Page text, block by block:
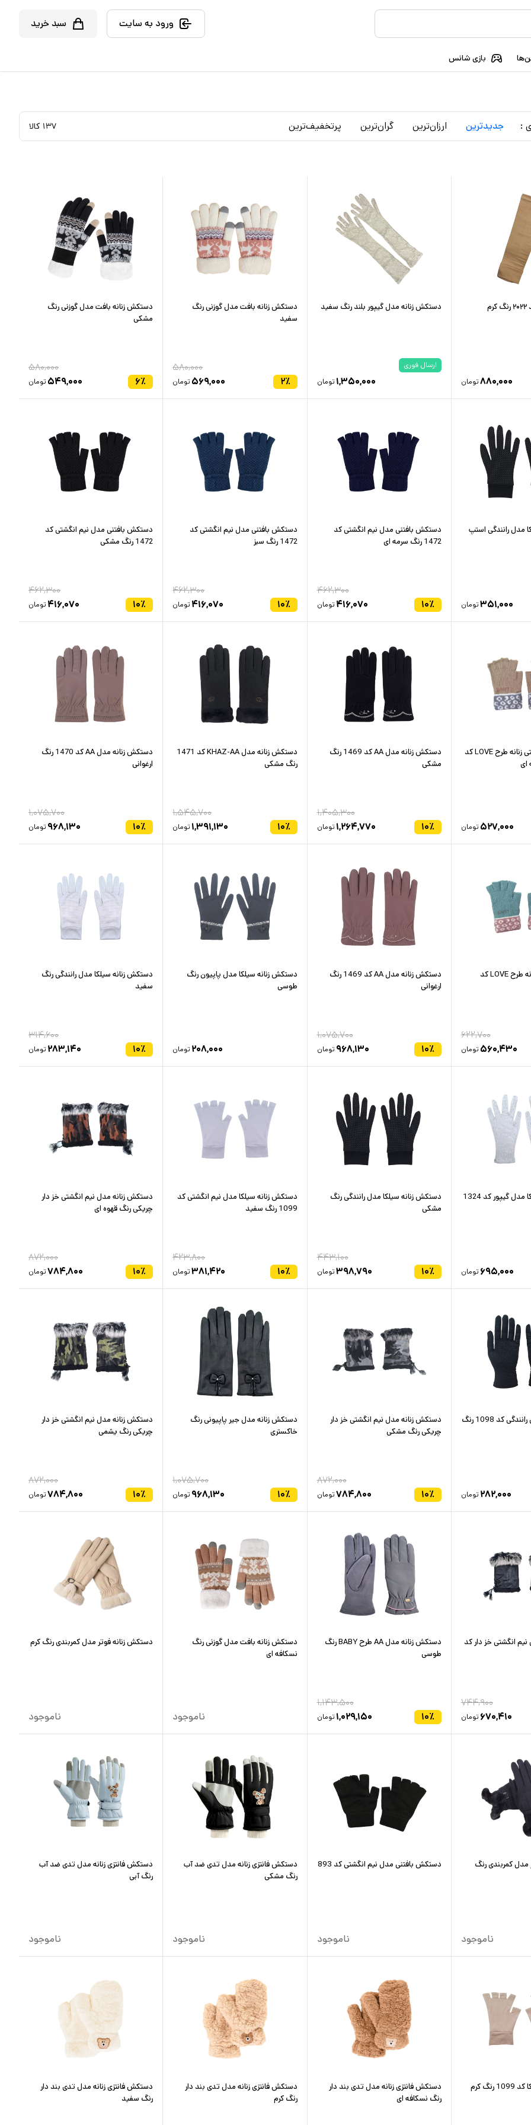
ورود به سایت سبد خرید
بازی شانس
: جدید‌ترین ارزان‌ترین گران‌ترین پرتخفیف‌ترین ۱۳۷ کالا
۸۸۰,۰۰۰تومان
دستکش زنانه مدل گیپور بلند رنگ سفید
ارسال فوری
۱,۳۵۰,۰۰۰ تومان
دستکش زنانه بافت مدل گوزنی رنگ
سفید
۲٪
۵۸۰,۰۰۰
۵۶۹,۰۰۰ تومان
دستکش زنانه بافت مدل گوزنی رنگ
مشکی
۶٪
۵۸۰,۰۰۰
۵۴۹,۰۰۰ تومان
مدل رانندگی استپ
۳۵۱,۰۰۰تومان
دستکش بافتنی مدل نیم انگشتی کد
1472 رنگ سرمه ای
۱۰٪
۴۶۲,۳۰۰
۴۱۶,۰۷۰ تومان
دستکش بافتنی مدل نیم انگشتی کد
1472 رنگ سبز
۱۰٪
۴۶۲,۳۰۰
۴۱۶,۰۷۰ تومان
دستکش بافتنی مدل نیم انگشتی کد
1472 رنگ مشکی
۱۰٪
۴۶۲,۳۰۰
۴۱۶,۰۷۰ تومان
دستکش نیم انگشتی زنانه طرح LOVE کد
۵۲۷,۰۰۰ تومان
دستکش زنانه مدل AA کد 1469 رنگ
مشکی
۱۰٪
۱,۴۰۵,۳۰۰
۱,۲۶۴,۷۷۰ تومان
دستکش زنانه مدل KHAZ-AA کد 1471
رنگ مشکی
۱۰٪
۱,۵۴۵,۷۰۰
۱,۳۹۱,۱۳۰ تومان
دستکش زنانه مدل AA کد 1470 رنگ
ارغوانی
۱۰٪
۱,۰۷۵,۷۰۰
۹۶۸,۱۳۰ تومان
دستکش بافتنی زنانه طرح LOVE کد
۶۲۲,۷۰۰
۵۶۰,۴۳۰ تومان
دستکش زنانه مدل AA کد 1469 رنگ
ارغوانی
۱۰٪
۱,۰۷۵,۷۰۰
۹۶۸,۱۳۰ تومان
دستکش زنانه سیلکا مدل پاپیون رنگ
طوسی
۲۰۸,۰۰۰ تومان
دستکش زنانه سیلکا مدل رانندگی رنگ
سفید
۱۰٪
۳۱۴,۶۰۰
۲۸۳,۱۴۰ تومان
دستکش زنانه سیلکا مدل گیپور کد 1324
۶۹۵,۰۰۰ تومان
دستکش زنانه سیلکا مدل رانندگی رنگ
مشکی
۱۰٪
۴۴۳,۱۰۰
۳۹۸,۷۹۰تومان
دستکش زنانه سیلکا مدل نیم انگشتی کد
1099 رنگ سفید
۱۰٪
۴۲۳,۸۰۰
۳۸۱,۴۲۰تومان
دستکش زنانه مدل نیم انگشتی خز دار
چریکی رنگ قهوه ای
۱۰٪
۸۷۲,۰۰۰
۷۸۴,۸۰۰تومان
دستکش زنانه مدل رانندگی کد 1098 رنگ
۲۸۲,۰۰۰ تومان
دستکش زنانه مدل نیم انگشتی خز دار
چریکی رنگ مشکی
۱۰٪
۸۷۲,۰۰۰
۷۸۴,۸۰۰تومان
دستکش زنانه مدل جیر پاپیونی رنگ
خاکستری
۱۰٪
۱,۰۷۵,۷۰۰
۹۶۸,۱۳۰ تومان
دستکش زنانه مدل نیم انگشتی خز دار
چریکی رنگ یشمی
۱۰٪
۸۷۲,۰۰۰
۷۸۴,۸۰۰تومان
انگشتی خز دار کد
۷۴۴,۹۰۰
۶۷۰,۴۱۰ تومان
دستکش زنانه مدل AA طرح BABY رنگ
طوسی
۱۰٪
۱,۱۴۳,۵۰۰
۱,۰۲۹,۱۵۰ تومان
دستکش زنانه بافت مدل گوزنی رنگ
نسکافه ای
ناموجود
دستکش زنانه فوتر مدل کمربندی رنگ کرم
ناموجود
مدل کمربندی رنگ
ناموجود
دستکش بافتنی مدل نیم انگشتی کد 893
ناموجود
دستکش فانتزی زنانه مدل تدی ضد آب
رنگ مشکی
ناموجود
دستکش فانتزی زنانه مدل تدی ضد آب
رنگ آبی
ناموجود
کرم
دستکش فانتزی زنانه مدل تدی بند دار
رنگ نسکافه ای
دستکش فانتزی زنانه مدل تدی بند دار
رنگ کرم
دستکش فانتزی زنانه مدل تدی بند دار
رنگ سفید